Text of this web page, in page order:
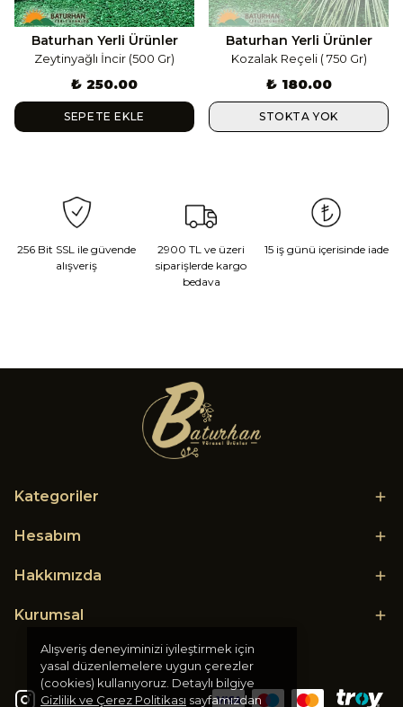
Alışveriş deneyiminizi iyileştirmek için
yasal düzenlemelere uygun çerezler
(cookies) kullanıyoruz. Detaylı bilgiye
Gizlilik ve Çerez Politikası sayfamızdan
Baturhan Yerli Ürünler
Zeytinyağlı İncir (500 Gr)
₺ 250.00
SEPETE EKLE
Baturhan Yerli Ürünler
Kozalak Reçeli ( 750 Gr)
₺ 180.00
STOKTA YOK
256 Bit SSL ile güvende
alışveriş
2900 TL ve üzeri
siparişlerde kargo
bedava
15 iş günü içerisinde iade
Kategoriler
Hesabım
Hakkımızda
Kurumsal